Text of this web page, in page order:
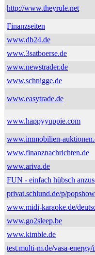
http://www.theyrule.net
Finanzseiten
www.db24.de
www.3satboerse.de
www.newstrader.de
www.schnigge.de
www.easytrade.de
www.happyyuppie.com
www.immobilien-
www.finanznachrichten.de
www.ariva.de
FUN - einfach hübsch
privat.schlund.de/p/
www.midi-karaoke.de/
www.go2sleep.be
www.kimble.de
test.multi-m.de/vasa-